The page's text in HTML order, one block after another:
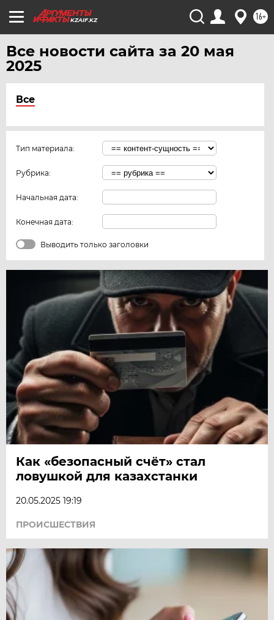
KZAIF.KZ 16+
Все новости сайта за 20 мая
2025
Все
Тип материала:
Рубрика:
Начальная дата:
Конечная дата:
Выводить только заголовки
Как «безопасный счёт» стал
ловушкой для казахстанки
20.05.2025 19:19
ПРОИСШЕСТВИЯ